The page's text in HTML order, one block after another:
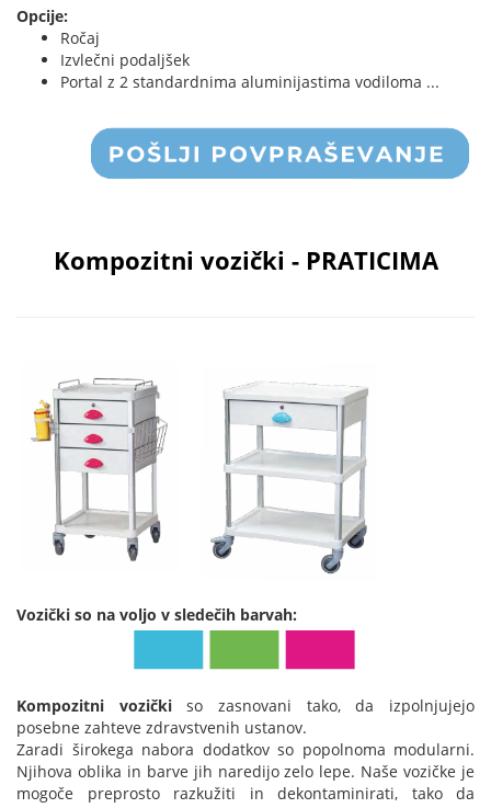
Opcije:
Ročaj
Izvlečni podaljšek
Portal z 2 standardnima aluminijastima vodiloma ...
Kompozitni vozički - PRATICIMA
Vozički so na voljo v sledečih barvah:
Kompozitni vozičkiso zasnovani tako, da izpolnjujejo
posebne zahteve zdravstvenih ustanov.
Zaradi širokega nabora dodatkov so popolnoma modularni.
Njihova oblika in barve jih naredijo zelo lepe. Naše vozičke je
mogoče preprosto razkužiti in dekontaminirati, tako da